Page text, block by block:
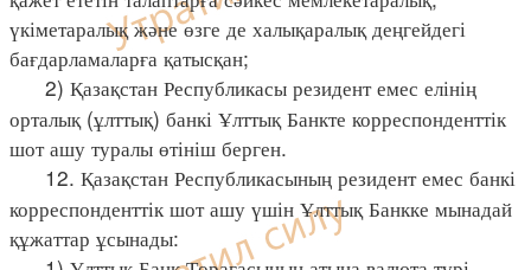
үкіметаралық және өзге де халықаралық деңгейдегі
бағдарламаларға қатысқан;
2) Қазақстан Республикасы резидент емес елінің
орталық (ұлттық) банкі Ұлттық Банкте корреспонденттік
шот ашу туралы өтініш берген.
12. Қазақстан Республикасының резидент емес банкі
корреспонденттік шот ашу үшін Ұлттық Банкке мынадай
құжаттар ұсынады: